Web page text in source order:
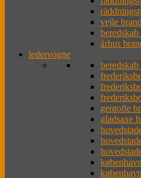
vejle
århus
ledervogne
gentofte
gladsaxe